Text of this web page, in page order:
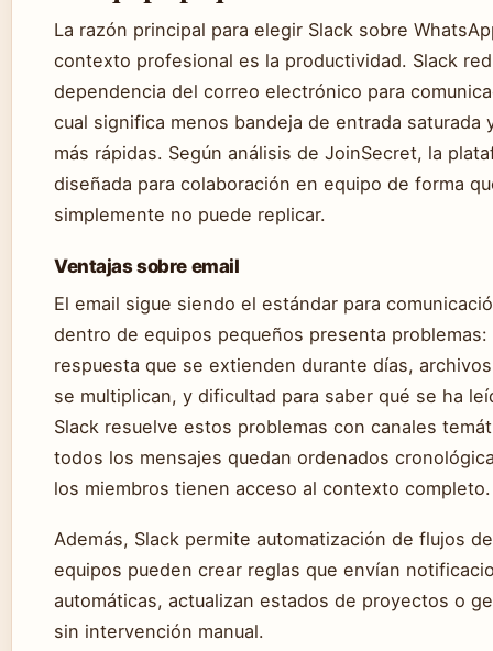
La razón principal para elegir Slack sobre
contexto profesional es la productividad. Slack
dependencia del correo electrónico para
cual significa menos bandeja de entrada saturada
más rápidas. Según análisis de JoinSecret, la
diseñada para colaboración en equipo de forma
simplemente no puede replicar.
Ventajas sobre email
El email sigue siendo el estándar para
dentro de equipos pequeños presenta
respuesta que se extienden durante días,
se multiplican, y dificultad para saber qué se ha
Slack resuelve estos problemas con canales
todos los mensajes quedan ordenados
los miembros tienen acceso al contexto completo.
Además, Slack permite automatización de flujos
equipos pueden crear reglas que envían
automáticas, actualizan estados de proyectos o
sin intervención manual.